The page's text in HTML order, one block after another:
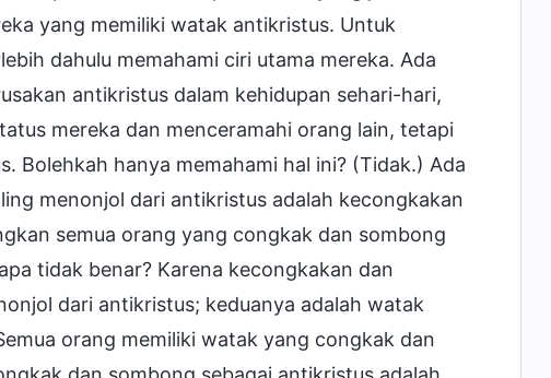
yang memiliki watak antikristus. Untuk
dahulu memahami ciri utama mereka. Ada
antikristus dalam kehidupan sehari-hari,
mereka dan menceramahi orang lain, tetapi
Bolehkah hanya memahami hal ini? (Tidak.) Ada
menonjol dari antikristus adalah kecongkakan
semua orang yang congkak dan sombong
tidak benar? Karena kecongkakan dan
dari antikristus; keduanya adalah watak
orang memiliki watak yang congkak dan